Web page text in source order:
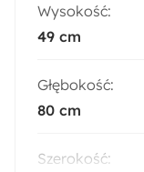
Wysokość:
49 cm
Głębokość:
80 cm
Szerokość: